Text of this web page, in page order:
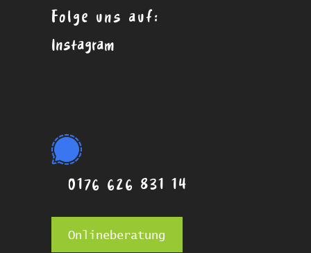
Folge uns auf:
Instagram
0176 626 831 14
Onlineberatung